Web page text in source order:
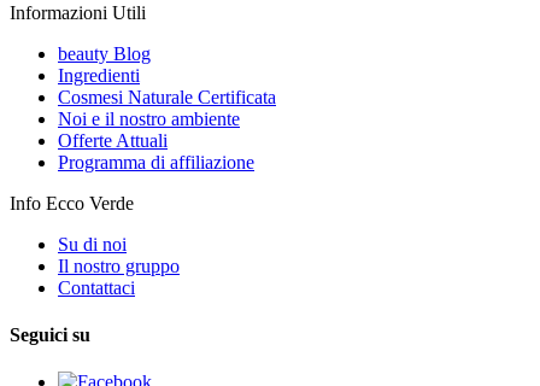
Informazioni Utili
beauty Blog
Ingredienti
Cosmesi Naturale Certificata
Noi e il nostro ambiente
Offerte Attuali
Programma di affiliazione
Info Ecco Verde
Su di noi
Il nostro gruppo
Contattaci
Seguici su